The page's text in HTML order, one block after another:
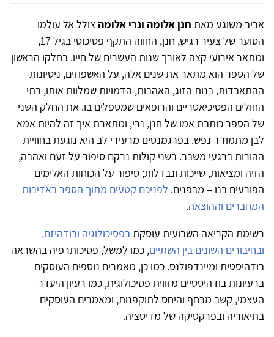
אביב משוגע מאת חנן אלומה ונרי אלומהצולל אל עולמו
הסוער של צעיר רגיש, חנן, החווה התקף פסיכוטי בגיל 17,
ומתאר אירועי קצה לאורך שנות העשרים של חייו. בחלקו הראשון
של הספר הוא מתאר את שנים אלה, על האשפוזים, ניסיונות
ההתאבדות, בנות הזוג, האהבות, הדמויות שמלוות אותו, בתי
החולים הפסיכיאטריים והרופאים שמטפלים בו. את החלק השני
של הספר כותבת אמו של חנן, נרי, ומתארת איך זה להיות אמא
לבן מתמודד נפש. בפרגמנטים מרעידי לב היא נוגעת בחוויית
ההורות ברגעי משבר. בשני קולות נרקם סיפור על זעם ואהבה,
הזיה ומציאות, שייכות ונבדלות; סיפור על הכוחות האלימים
הפורעים בנו – מבפנים. לפניכם קטעים מתוך הספר באדיבות
המחברים וההוצאה.
רשימת הקריאה השבועית עוסקתבפסיכולוגיה ובודהיזם,
ובחיבורים השונים בין השתיים, כמו למשל, פסיכותרפיה בהשראה
בודהיסטית ומיינדפולנס. כמו כן, מאמרים נוספים העוסקים
ברעיונות בודהיסטיים מזווית פסיכולוגית, כמו רעיון היעדר
העצמי, קשב מרחף והיחס לתוקפנות, ומאמרים העוסקים
בתיאוריה ובפרקטיקה של מדיטציה.